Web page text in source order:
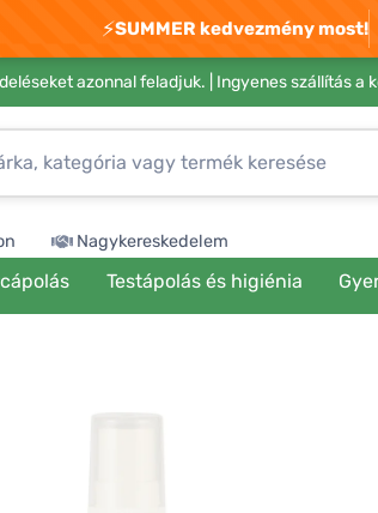
⚡SUMMER kedvezmény most!
azonnal feladjuk. | Ingyenes szállítás a
Nagykereskedelem
Testápolás és higiénia